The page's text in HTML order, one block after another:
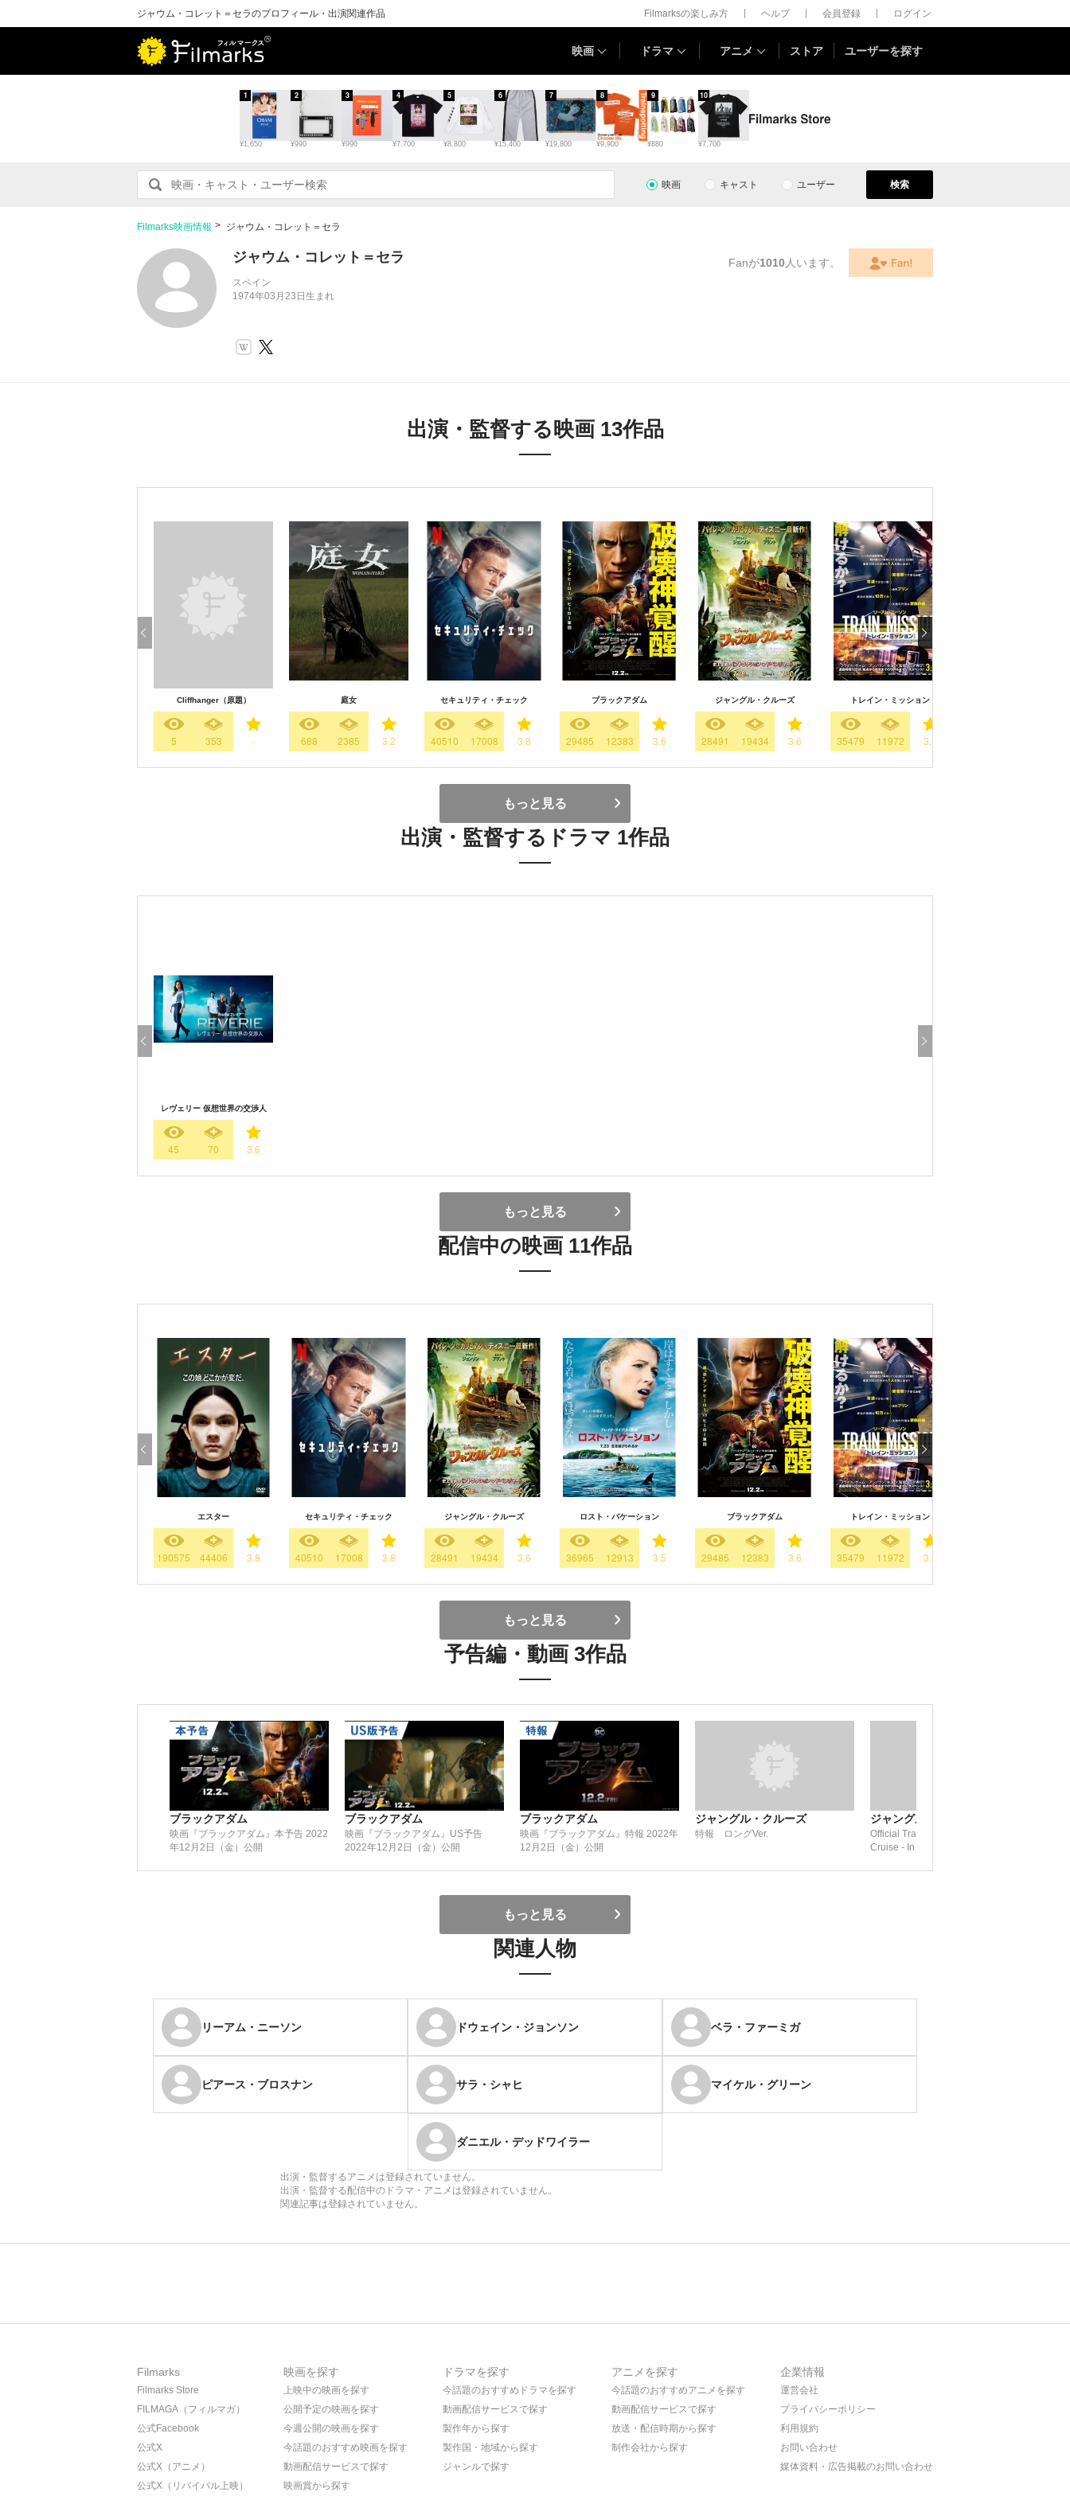
ジャウム・コレット＝セラのプロフィール・出演関連作品 Filmarksの楽しみ方 ヘルプ 会員登録 ログイン
映画 ドラマ アニメ ストア ユーザーを探す
¥1,650
1
¥990
2
¥990
3
¥7,700
4
¥8,800
5
¥15,400
6
¥19,800
7
¥9,900
8
¥880
9
¥7,700
10
映画 キャスト ユーザー 検索
Filmarks映画情報 ジャウム・コレット＝セラ
ジャウム・コレット＝セラ
スペイン
1974年03月23日生まれ
Fanが1010 人います。
出演・監督する映画 13作品
Cliffhanger（原題）
5 353 -
庭女
688 2385 3.2
セキュリティ・チェック
40510 17008 3.8
ブラックアダム
29485 12383 3.6
ジャングル・クルーズ
28491 19434 3.6
トレイン・ミッション
35479 11972 3.5
もっと見る
出演・監督するドラマ 1作品
レヴェリー 仮想世界の交渉人
45 70 3.6
もっと見る
配信中の映画 11作品
エスター
190575 44406 3.8
セキュリティ・チェック
40510 17008 3.8
ジャングル・クルーズ
28491 19434 3.6
ロスト・バケーション
36965 12913 3.5
ブラックアダム
29485 12383 3.6
トレイン・ミッション
35479 11972 3.5
もっと見る
予告編・動画 3作品
ブラックアダム
映画『ブラックアダム』本予告 2022
年12月2日（金）公開
ブラックアダム
映画『ブラックアダム』US予告
2022年12月2日（金）公開
ブラックアダム
映画『ブラックアダム』特報 2022年
12月2日（金）公開
ジャングル・クルーズ
特報 ロングVer.
ジャングル・クルーズ
Official Trailer: Disney’s Jungle
Cruise - In Theaters July 24, 2020!
もっと見る
関連人物
リーアム・ニーソン ドウェイン・ジョンソン ベラ・ファーミガ
ピアース・ブロスナン サラ・シャヒ マイケル・グリーン
ダニエル・デッドワイラー
出演・監督するアニメは登録されていません。
出演・監督する配信中のドラマ・アニメは登録されていません。
関連記事は登録されていません。
Filmarks
Filmarks Store
FILMAGA（フィルマガ）
公式Facebook
公式X
公式X（アニメ）
公式X（リバイバル上映）
映画を探す
上映中の映画を探す
公開予定の映画を探す
今週公開の映画を探す
今話題のおすすめ映画を探す
動画配信サービスで探す
映画賞から探す
ドラマを探す
今話題のおすすめドラマを探す
動画配信サービスで探す
製作年から探す
製作国・地域から探す
ジャンルで探す
アニメを探す
今話題のおすすめアニメを探す
動画配信サービスで探す
放送・配信時期から探す
制作会社から探す
企業情報
運営会社
プライバシーポリシー
利用規約
お問い合わせ
媒体資料・広告掲載のお問い合わせ